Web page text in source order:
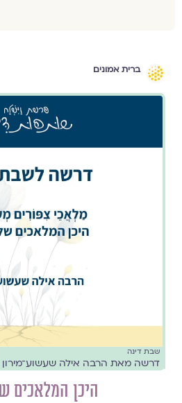
ברית אמונים
שבת דינה
דרשה מאת הרבה אילה שעשוע־מירון
היכן המלאכים